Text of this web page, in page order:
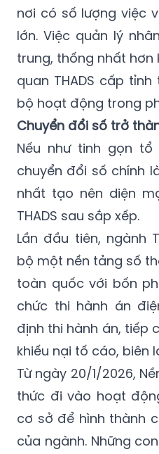
nơi có số lượng việc
lớn. Việc quản lý
trung, thống nhất
quan THADS cấp
bộ hoạt động trong
Chuyển đổi số trở
Nếu như tinh gọn
chuyển đổi số chính
nhất tạo nên diện
THADS sau sắp xếp.
Lần đầu tiên, ngành
bộ một nền tảng số
toàn quốc với bốn
chức thi hành án
định thi hành án, tiếp
khiếu nại tố cáo, biên
Từ ngày 20/1/2026,
thức đi vào hoạt
cơ sở để hình thành
của ngành. Những